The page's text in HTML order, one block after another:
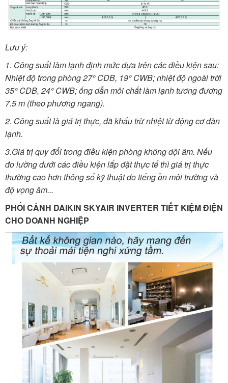
Lưu ý:
1. Công suất làm lạnh định mức dựa trên các điều kiện sau:
Nhiệt độ trong phòng 27° CDB, 19° CWB; nhiệt độ ngoài trời
35° CDB, 24° CWB; ống dẫn môi chất làm lạnh tương đương
7.5 m (theo phương ngang).
2. Công suất là giá trị thực, đã khấu trừ nhiệt từ động cơ dàn
lạnh.
3.Giá trị quy đổi trong điều kiện phòng không dội âm. Nếu
đo lường dưới các điều kiện lắp đặt thực tế thì giá trị thực
thường cao hơn thông số kỹ thuật do tiếng ồn môi trường và
độ vọng âm...
PHỐI CẢNH DAIKIN SKYAIR INVERTER TIẾT KIỆM ĐIỆN
CHO DOANH NGHIỆP